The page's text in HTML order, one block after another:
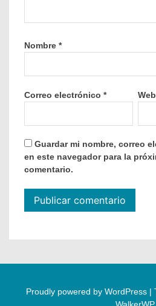
Nombre *
Correo electrónico * Web
Guardar mi nombre, correo
en este navegador para la
comentario.
Proudly powered by WordPress |